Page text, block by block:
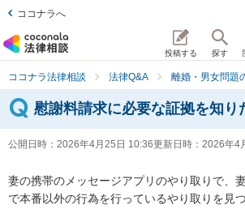
ココナラへ
投稿する 探す
ココナラ法律相談 法律Q&A 離婚・男女問題
慰謝料請求に必要な証拠を知り
公開日時： 2026年4月25日 10:36更新日時： 2026年4
妻の携帯のメッセージアプリのやり取りで、
で本番以外の行為を行っているやり取りを見つ